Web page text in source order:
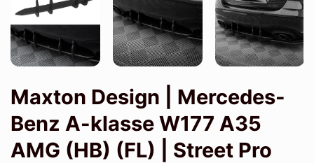
Maxton Design | Mercedes-
Benz A-klasse W177 A35
AMG (HB) (FL) | Street Pro